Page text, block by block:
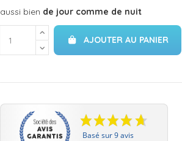
aussi bien de jour comme de nuit
AJOUTER AU PANIER
Basé sur 9 avis